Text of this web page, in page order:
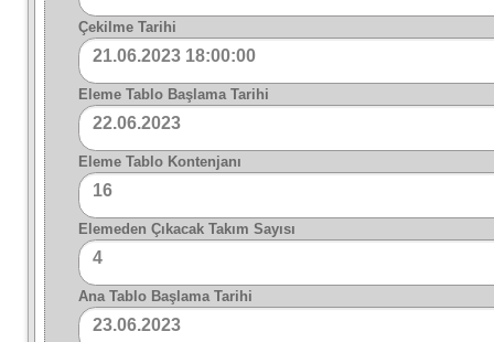
Çekilme Tarihi
21.06.2023 18:00:00
Eleme Tablo Başlama Tarihi
22.06.2023
Eleme Tablo Kontenjanı
16
Elemeden Çıkacak Takım Sayısı
4
Ana Tablo Başlama Tarihi
23.06.2023